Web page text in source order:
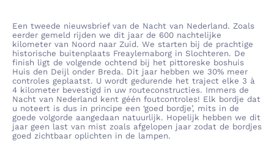
Een tweede nieuwsbrief van de Nacht van Nederland. Zoals
eerder gemeld rijden we dit jaar de 600 nachtelijke
kilometer van Noord naar Zuid. We starten bij de prachtige
historische buitenplaats Freaylemaborg in Slochteren. De
finish ligt de volgende ochtend bij het pittoreske boshuis
Huis den Deijl onder Breda. Dit jaar hebben we 30% meer
controles geplaatst. U wordt gedurende het traject elke 3 à
4 kilometer bevestigd in uw routeconstructies. Immers de
Nacht van Nederland kent géén foutcontroles! Elk bordje dat
u noteert is dus in principe een ‘goed bordje’, mits in de
goede volgorde aangedaan natuurlijk. Hopelijk hebben we dit
jaar geen last van mist zoals afgelopen jaar zodat de bordjes
goed zichtbaar oplichten in de lampen.